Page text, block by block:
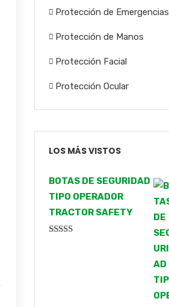
Protección de Emergencias
Protección de Manos
Protección Facial
Protección Ocular
LOS MÁS VISTOS
BOTAS DE SEGURIDAD
TIPO OPERADOR
TRACTOR SAFETY